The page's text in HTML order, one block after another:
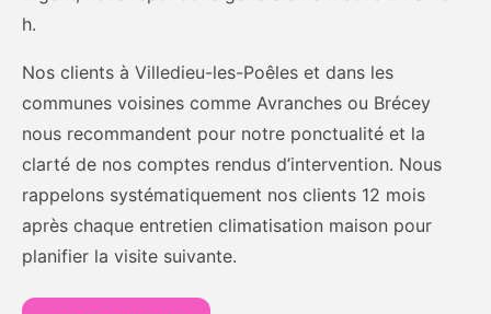
h.
Nos clients à Villedieu-les-Poêles et dans les
communes voisines comme Avranches ou Brécey
nous recommandent pour notre ponctualité et la
clarté de nos comptes rendus d’intervention. Nous
rappelons systématiquement nos clients 12 mois
après chaque entretien climatisation maison pour
planifier la visite suivante.